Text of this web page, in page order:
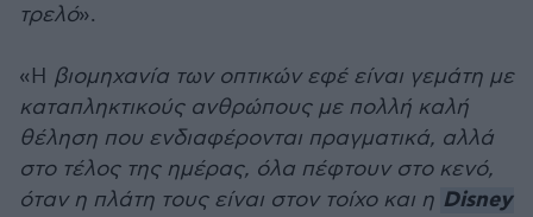
τρελό».
«Η βιομηχανία των οπτικών εφέ είναι γεμάτη με
καταπληκτικούς ανθρώπους με πολλή καλή
θέληση που ενδιαφέρονται πραγματικά, αλλά
στο τέλος της ημέρας, όλα πέφτουν στο κενό,
όταν η πλάτη τους είναι στον τοίχο και η Disney